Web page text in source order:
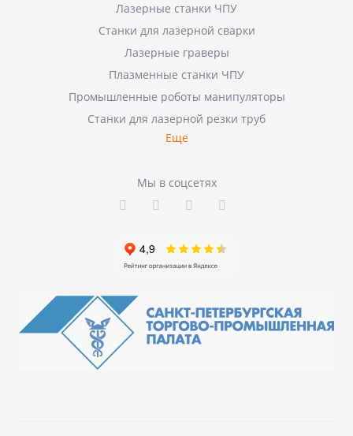
Лазерные станки ЧПУ
Станки для лазерной сварки
Лазерные граверы
Плазменные станки ЧПУ
Промышленные роботы манипуляторы
Станки для лазерной резки труб
Еще
Мы в соцсетях